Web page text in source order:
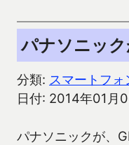
パナソニッ
分類: スマートフォ
日付: 2014年01月
パナソニックが、